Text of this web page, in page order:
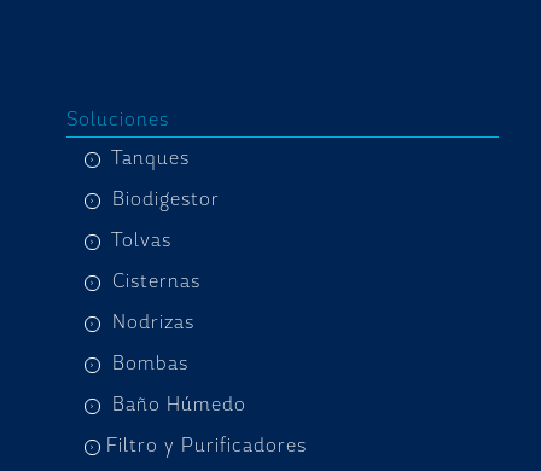
Soluciones
Tanques
Biodigestor
Tolvas
Cisternas
Nodrizas
Bombas
Baño Húmedo
Filtro y Purificadores